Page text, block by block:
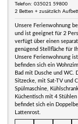
Telefon: 035021 59800
2 Betten + zusätzlich
Unsere Ferienwohnung
und ist geeignet für 2
verfügt über einen
genügend Stellfläche für
Unsere Ferienwohnung
befinden sich ein
Bad mit Dusche und
Sitzecke, mit Sat-TV und
Spülmaschine,
Küchentisch mit 4
befindet sich ein
Lattenrost.